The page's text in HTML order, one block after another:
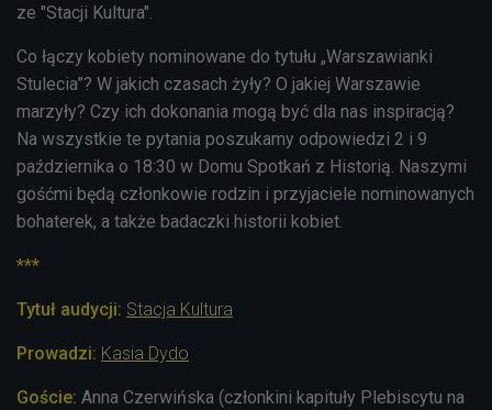
ze "Stacji Kultura".
Co łączy kobiety nominowane do tytułu „Warszawianki
Stulecia”? W jakich czasach żyły? O jakiej Warszawie
marzyły? Czy ich dokonania mogą być dla nas inspiracją?
Na wszystkie te pytania poszukamy odpowiedzi 2 i 9
października o 18:30 w Domu Spotkań z Historią. Naszymi
gośćmi będą członkowie rodzin i przyjaciele nominowanych
bohaterek, a także badaczki historii kobiet.
***
Tytuł audycji: Stacja Kultura
Prowadzi: Kasia Dydo
Goście: Anna Czerwińska (członkini kapituły Plebiscytu na